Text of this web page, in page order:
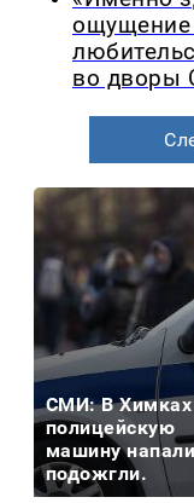
ощущение
во дворы
СМИ: В Химках
полицейскую
машину
подожгли.